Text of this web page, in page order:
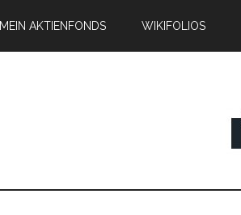
MEIN AKTIENFONDS WIKIFOLIOS